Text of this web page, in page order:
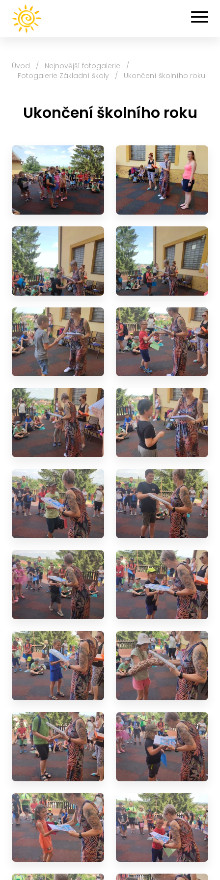
Úvod / Nejnovější fotogalerie
/
Fotogalerie Základní školy
/ Ukončení školního roku
Ukončení školního roku